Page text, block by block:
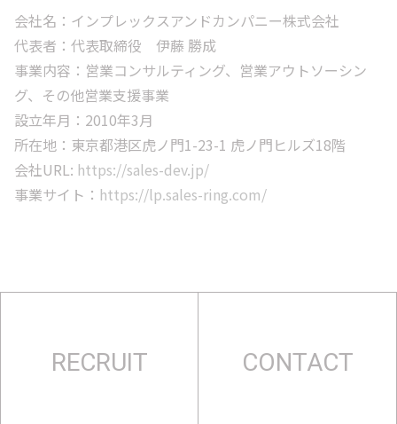
会社名：インプレックスアンドカンパニー株式会社
代表者：代表取締役 伊藤 勝成
事業内容：営業コンサルティング、営業アウトソーシン
グ、その他営業支援事業
設立年月：2010年3月
所在地：東京都港区虎ノ門1-23-1 虎ノ門ヒルズ18階
会社URL: https://sales-dev.jp/
事業サイト： https://lp.sales-ring.com/
RECRUIT CONTACT